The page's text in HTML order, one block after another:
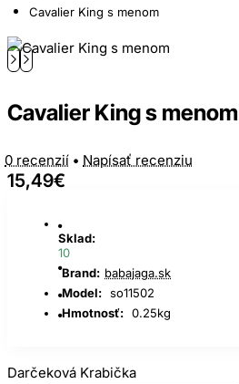
Cavalier King s menom
Cavalier King s menom
0 recenzií • Napísať recenziu
15,49€
Sklad:
10
Brand: babajaga.sk
Model: so11502
Hmotnosť: 0.25kg
Darčeková Krabička